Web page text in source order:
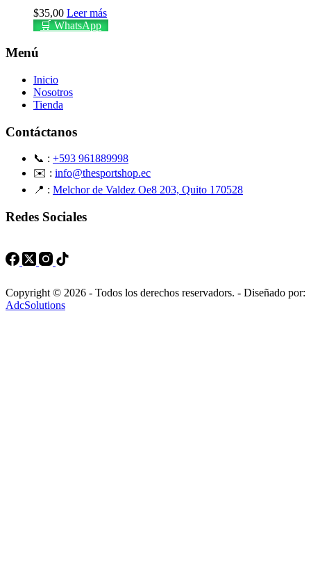
$35,00 Leer más
🛒 WhatsApp
Menú
Inicio
Nosotros
Tienda
Contáctanos
📞 : +593 961889998
✉️ : info@thesportshop.ec
📍 : Melchor de Valdez Oe8 203, Quito 170528
Redes Sociales
Copyright © 2026 - Todos los derechos reservadors. - Diseñado por:
AdcSolutions